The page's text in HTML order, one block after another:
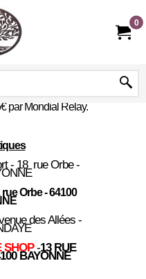
0
par Mondial Relay.
- 18 rue Orbe -
Orbe - 64100
des Allées -
SHOP -13 RUE
BAYONNE